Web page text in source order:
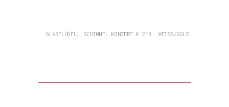
GLASFLÜGEL, SCHIMMEL KONZERT K-213, WEISS/GOLD